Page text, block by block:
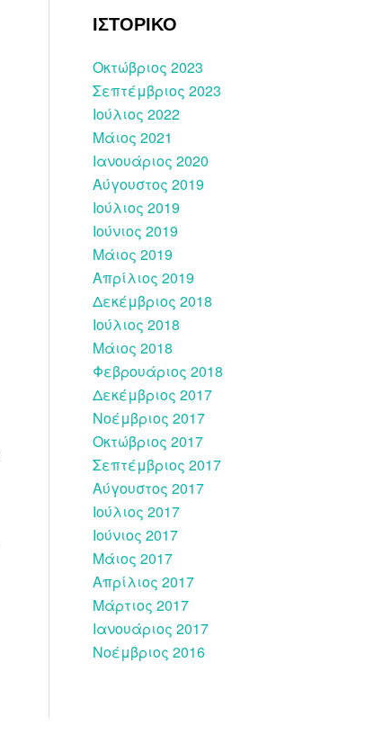
ΙΣΤΟΡΙΚΟ
Οκτώβριος 2023
Σεπτέμβριος 2023
Ιούλιος 2022
Μάιος 2021
Ιανουάριος 2020
Αύγουστος 2019
Ιούλιος 2019
Ιούνιος 2019
Μάιος 2019
Απρίλιος 2019
Δεκέμβριος 2018
Ιούλιος 2018
Μάιος 2018
Φεβρουάριος 2018
Δεκέμβριος 2017
Νοέμβριος 2017
Οκτώβριος 2017
Σεπτέμβριος 2017
Αύγουστος 2017
Ιούλιος 2017
Ιούνιος 2017
Μάιος 2017
Απρίλιος 2017
Μάρτιος 2017
Ιανουάριος 2017
Νοέμβριος 2016